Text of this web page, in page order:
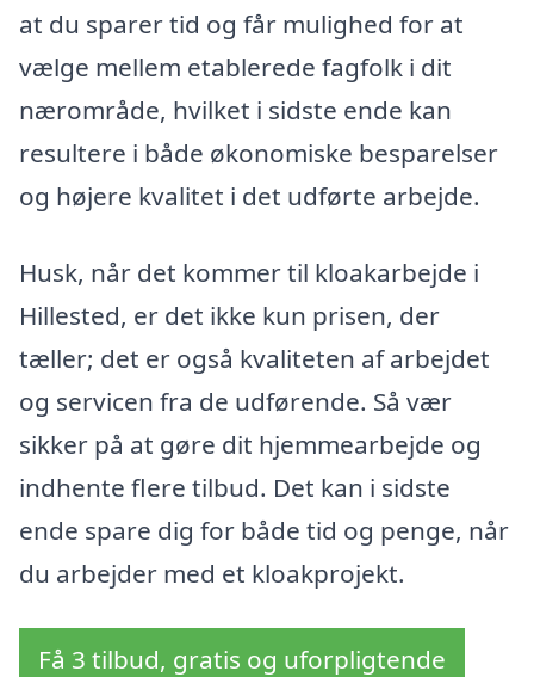
at du sparer tid og får mulighed for at
vælge mellem etablerede fagfolk i dit
nærområde, hvilket i sidste ende kan
resultere i både økonomiske besparelser
og højere kvalitet i det udførte arbejde.
Husk, når det kommer til kloakarbejde i
Hillested, er det ikke kun prisen, der
tæller; det er også kvaliteten af arbejdet
og servicen fra de udførende. Så vær
sikker på at gøre dit hjemmearbejde og
indhente flere tilbud. Det kan i sidste
ende spare dig for både tid og penge, når
du arbejder med et kloakprojekt.
Få 3 tilbud, gratis og uforpligtende